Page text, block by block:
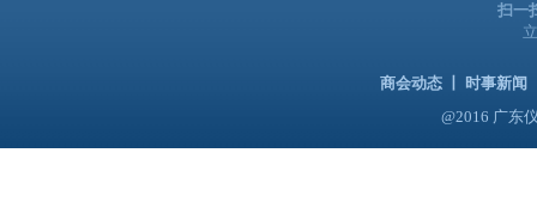
扫一
商会动态 时事新闻
@2016 广东